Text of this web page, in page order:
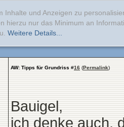
Inhalte und Anzeigen zu
hierzu nur das Minimum an
Weitere Details...
AW: Tipps für Grundriss #16 (Permalink)
Bauigel,
ich denke auch,